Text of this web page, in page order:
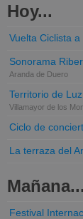
Hoy...
Vuelta Ciclista a
Sonorama
Aranda de Duero
Territorio de
Villamayor de los
Ciclo de
La terraza del
Mañana...
Festival